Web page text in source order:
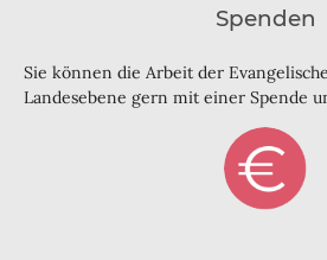
Spenden
Sie können die Arbeit der
Landesebene gern mit einer Spende